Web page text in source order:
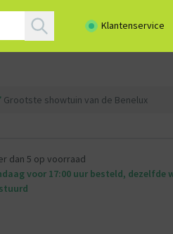
Klantenservice
Grootste showtuin van de Benelux
dan 5 op voorraad
voor 17:00 uur besteld, dezelfde